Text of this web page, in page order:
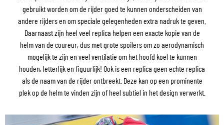
gebruikt worden om de rijder goed te kunnen onderscheiden van
andere rijders en om speciale gelegenheden extra nadruk te geven.
Daarnaast zijn heel veel replica helpen een exacte kopie van de
helm van de coureur, dus met grote spoilers om zo aerodynamisch
mogelijk te zijn en veel ventilatie om het hoofd koel te kunnen
houden, letterlijk en figuurlijk! Ook is een replica geen echte replica
als de naam van de rijder ontbreekt. Deze kan op een prominente
plek op de helm te vinden zijn of heel subtiel in het design verwerkt.